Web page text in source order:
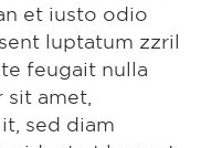
et iusto odio
luptatum zzril
feugait nulla
amet,
sed diam